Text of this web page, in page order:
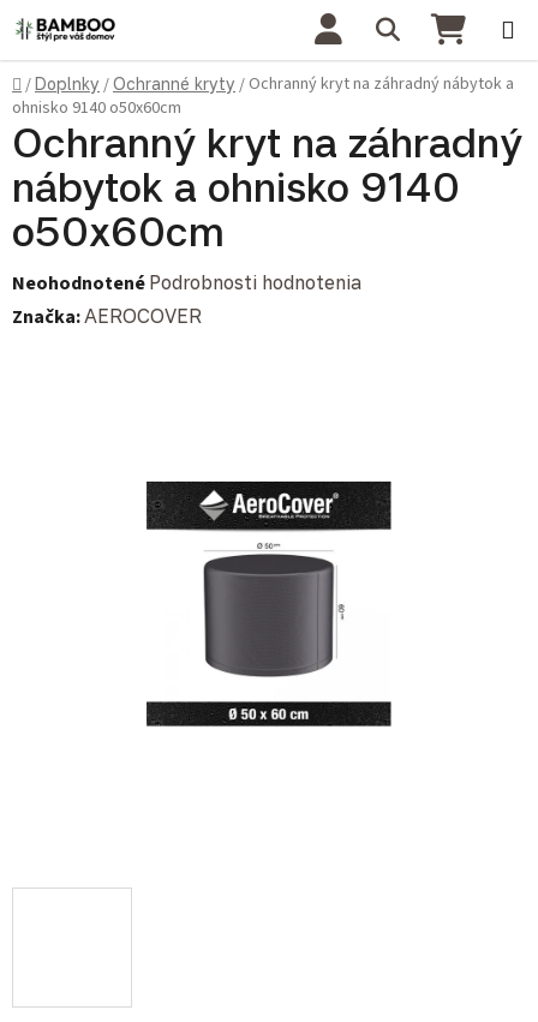
Prejsť na obsah Hľadať
Domov
/Doplnky /Ochranné kryty / Ochranný kryt na záhradný nábytok a
ohnisko 9140 o50x60cm
Ochranný kryt na záhradný
nábytok a ohnisko 9140
o50x60cm
Priemerné hodnotenie produktu je 0,0 z 5 hviezdičiek.
Neohodnotené Podrobnosti hodnotenia
Značka:AEROCOVER